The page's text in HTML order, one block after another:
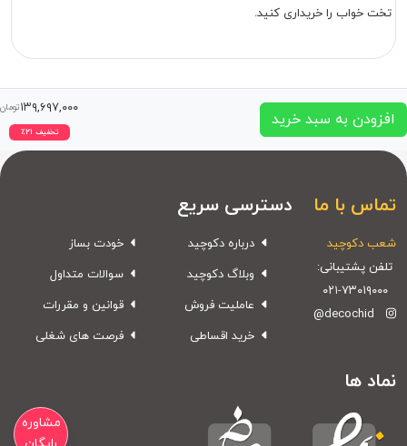
تخت خواب را خریداری کنید.
افزودن به سبد خرید
۱۳۹,۶۹۷,۰۰۰تومان
تخفیف ۲۱٪
تماس با ما
شعب دکوچید
تلفن پشتیبانی:
۰۲۱-۷۳۰۱۹۰۰۰
@decochid
دسترسی سریع
درباره دکوچید
وبلاگ دکوچید
عاملیت فروش
خرید اقساطی
خودت بساز
سوالات متداول
قوانین و مقررات
فرصت های شغلی
نماد ها
مشاوره